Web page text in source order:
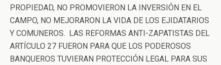
PROPIEDAD, NO PROMOVIERON LA INVERSIÓN EN EL
CAMPO, NO MEJORARON LA VIDA DE LOS EJIDATARIOS
Y COMUNEROS. LAS REFORMAS ANTI-ZAPATISTAS DEL
ARTÍCULO 27 FUERON PARA QUE LOS PODEROSOS
BANQUEROS TUVIERAN PROTECCIÓN LEGAL PARA SUS